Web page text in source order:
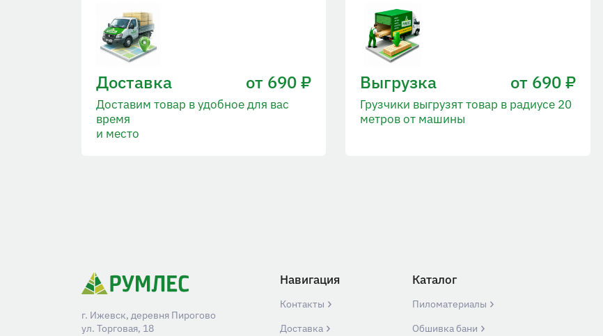
Доставка от 690 ₽
Доставим товар в удобное для вас
время
и место
Выгрузка от 690 ₽
Грузчики выгрузят товар в радиусе 20
метров от машины
г. Ижевск, деревня Пирогово
ул. Торговая, 18
Навигация
Контакты
Доставка
Каталог
Пиломатериалы
Обшивка бани